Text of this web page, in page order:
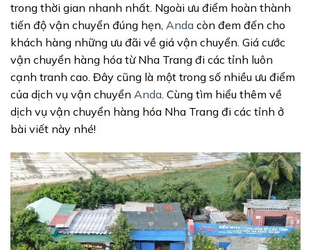
trong thời gian nhanh nhất. Ngoài ưu điểm hoàn thành
tiến độ vận chuyển đúng hẹn, Anda còn đem đến cho
khách hàng những ưu đãi về giá vận chuyển. Giá cước
vận chuyển hàng hóa từ Nha Trang đi các tỉnh luôn
cạnh tranh cao. Đây cũng là một trong số nhiều ưu điểm
của dịch vụ vận chuyển Anda. Cùng tìm hiểu thêm về
dịch vụ vận chuyển hàng hóa Nha Trang đi các tỉnh ở
bài viết này nhé!